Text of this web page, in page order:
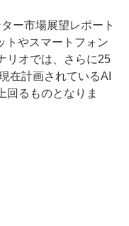
ー市場展望レポート
トやスマートフォン
リオでは、さらに25
在計画されているAI
回るものとなりま